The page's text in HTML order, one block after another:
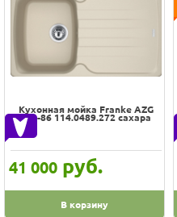
MAGIC PRICE
MARMITON
MGS
Mariani
Marrbaxx
Matteo
Кухонная мойка Franke AZG
611-86 114.0489.272 сахара
41 000 руб.
В корзину